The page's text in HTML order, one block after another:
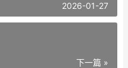
2026-01-27
下一篇 »